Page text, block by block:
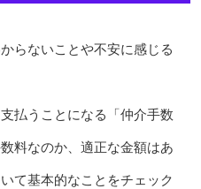
らないことや不安に感じる
払うことになる「仲介手数
料なのか、適正な金額はあ
て基本的なことをチェック